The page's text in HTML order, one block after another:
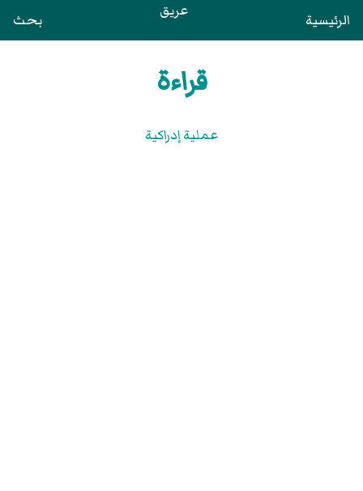
الرئيسية عريق بحث
قراءة
عملية إدراكية